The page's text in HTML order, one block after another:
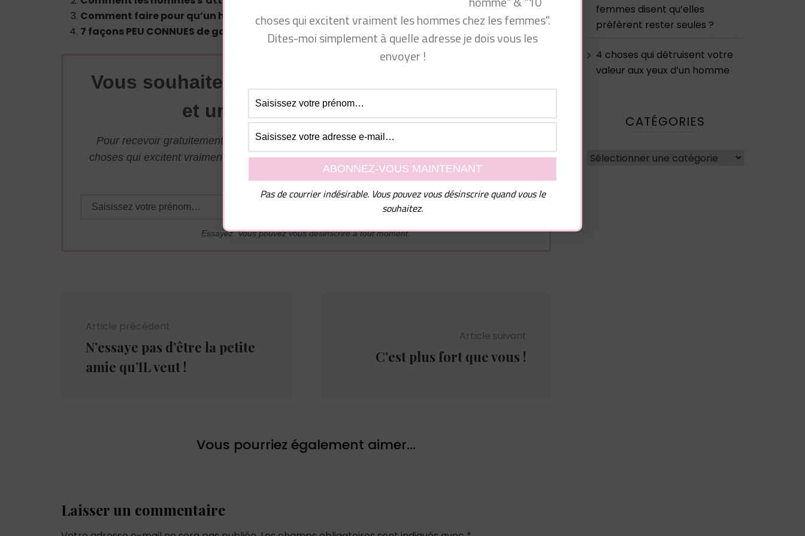
Comment faire pour qu’un homme vous coure après ?
7 façons PEU CONNUES de garder l’intérêt d’un homme
Vous souhaitez avoir plus de succès en amour
et une super vie sexuelle ?
Pour recevoir gratuitement par mail de nombreux conseils ainsi que mon guide PDF "10
choses qui excitent vraiment les hommes chez les femmes", dites-moi simplement à quelle
adresse je dois vous les envoyer !
Essayez. Vous pouvez vous désinscrire à tout moment.
Article précédent
N’essaye pas d’être la petite
amie qu’IL veut !
Article suivant
C’est plus fort que vous !
Vous pourriez également aimer...
Laisser un commentaire
femmes disent qu’elles
préfèrent rester seules ?
4 choses qui détruisent votre
valeur aux yeux d’un homme
CATÉGORIES
Catégories
choses qui excitent vraiment les hommes chez les femmes".
Dites-moi simplement à quelle adresse je dois vous les
envoyer !
Pas de courrier indésirable. Vous pouvez vous désinscrire quand vous le
souhaitez.